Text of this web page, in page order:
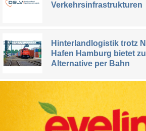
Verkehrsinfrastrukturen
Hinterlandlogistik trotz
Hafen Hamburg bietet
Alternative per Bahn